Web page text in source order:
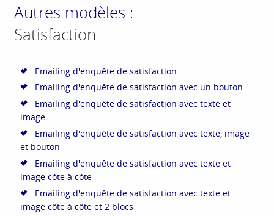
Autres modèles :
Satisfaction
Emailing d'enquête de satisfaction
Emailing d'enquête de satisfaction avec un bouton
Emailing d'enquête de satisfaction avec texte et
image
Emailing d'enquête de satisfaction avec texte, image
et bouton
Emailing d'enquête de satisfaction avec texte et
image côte à côte
Emailing d'enquête de satisfaction avec texte et
image côte à côte et 2 blocs